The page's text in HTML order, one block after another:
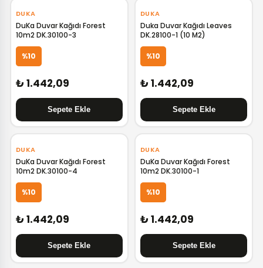
DUKA
DuKa Duvar Kağıdı Forest
10m2 DK.30100-3
%10
₺ 1.442,09
DUKA
Duka Duvar Kağıdı Leaves
DK.28100-1 (10 M2)
%10
₺ 1.442,09
DUKA
DuKa Duvar Kağıdı Forest
10m2 DK.30100-4
%10
₺ 1.442,09
DUKA
DuKa Duvar Kağıdı Forest
10m2 DK.30100-1
%10
₺ 1.442,09